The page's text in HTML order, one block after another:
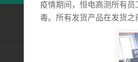
疫情期间，恒电高测所有
毒。所有发货产品在发货